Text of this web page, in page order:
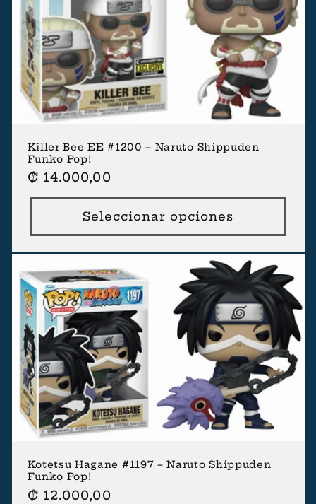
Killer Bee EE #1200 – Naruto Shippuden
Funko Pop!
Precio
habitual
₡ 14.000,00
Seleccionar opciones
Kotetsu Hagane #1197 – Naruto Shippuden
Funko Pop!
Precio
₡ 12.000,00